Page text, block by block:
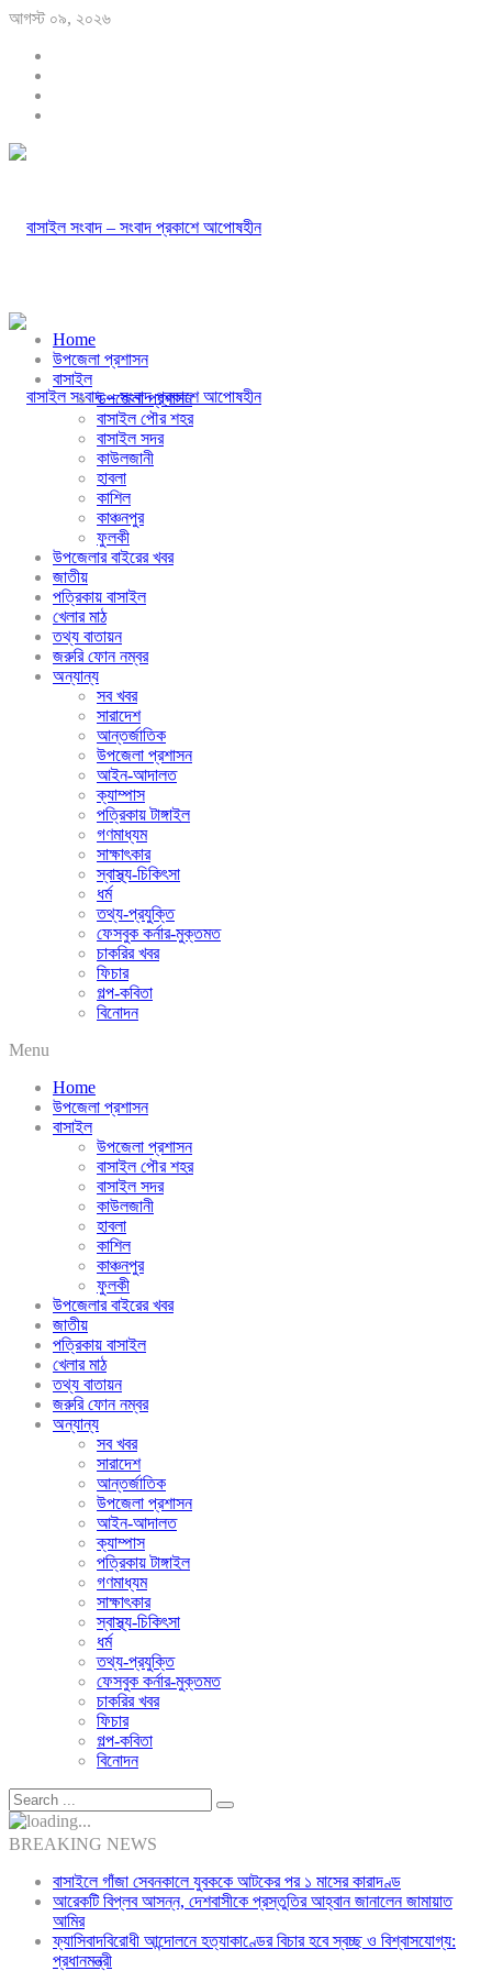
আগস্ট ০৯, ২০২৬
Home
উপজেলা প্রশাসন
বাসাইল
উপজেলা প্রশাসন
বাসাইল পৌর শহর
বাসাইল সদর
কাউলজানী
হাবলা
কাশিল
কাঞ্চনপুর
ফুলকী
উপজেলার বাইরের খবর
জাতীয়
পত্রিকায় বাসাইল
খেলার মাঠ
তথ্য বাতায়ন
জরুরি ফোন নম্বর
অন্যান্য
সব খবর
সারাদেশ
আন্তর্জাতিক
উপজেলা প্রশাসন
আইন-আদালত
ক্যাম্পাস
পত্রিকায় টাঙ্গাইল
গণমাধ্যম
সাক্ষাৎকার
স্বাস্থ্য-চিকিৎসা
ধর্ম
তথ্য-প্রযুক্তি
ফেসবুক কর্নার-মুক্তমত
চাকরির খবর
ফিচার
গল্প-কবিতা
বিনোদন
Menu
Home
উপজেলা প্রশাসন
বাসাইল
উপজেলা প্রশাসন
বাসাইল পৌর শহর
বাসাইল সদর
কাউলজানী
হাবলা
কাশিল
কাঞ্চনপুর
ফুলকী
উপজেলার বাইরের খবর
জাতীয়
পত্রিকায় বাসাইল
খেলার মাঠ
তথ্য বাতায়ন
জরুরি ফোন নম্বর
অন্যান্য
সব খবর
সারাদেশ
আন্তর্জাতিক
উপজেলা প্রশাসন
আইন-আদালত
ক্যাম্পাস
পত্রিকায় টাঙ্গাইল
গণমাধ্যম
সাক্ষাৎকার
স্বাস্থ্য-চিকিৎসা
ধর্ম
তথ্য-প্রযুক্তি
ফেসবুক কর্নার-মুক্তমত
চাকরির খবর
ফিচার
গল্প-কবিতা
বিনোদন
BREAKING NEWS
বাসাইলে গাঁজা সেবনকালে যুবককে আটকের পর ১ মাসের কারাদণ্ড
আরেকটি বিপ্লব আসন্ন, দেশবাসীকে প্রস্তুতির আহ্বান জানালেন জামায়াত
আমির
ফ্যাসিবাদবিরোধী আন্দোলনে হত্যাকাণ্ডের বিচার হবে স্বচ্ছ ও বিশ্বাসযোগ্য:
প্রধানমন্ত্রী